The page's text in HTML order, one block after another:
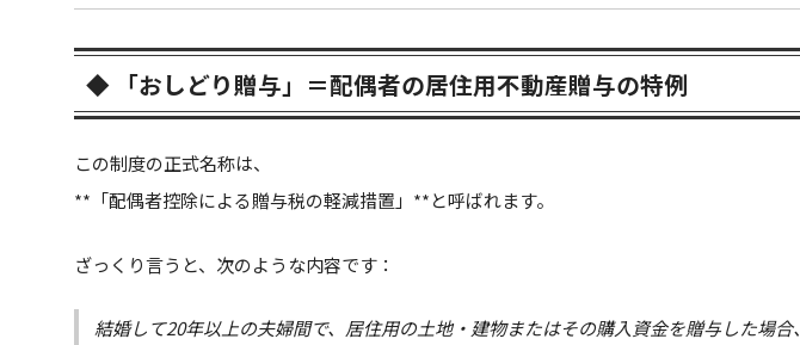
◆ 「おしどり贈与」＝配偶者の居住用不動産贈与の特例
この制度の正式名称は、
**「配偶者控除による贈与税の軽減措置」**と呼ばれます。
ざっくり言うと、次のような内容です：
結婚して20年以上の夫婦間で、居住用の土地・建物またはその購入資金を贈与した場合、